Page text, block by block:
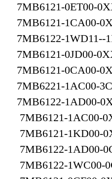
7MB6121-0ET00-
7MB6121-1CA00-
7MB6122-1WD11--
7MB6121-0JD00-
7MB6121-0CA00-
7MB6221-1AC00-
7MB6122-1AD00-
7MB6121-
7MB6121-
7MB6122-
7MB6122-